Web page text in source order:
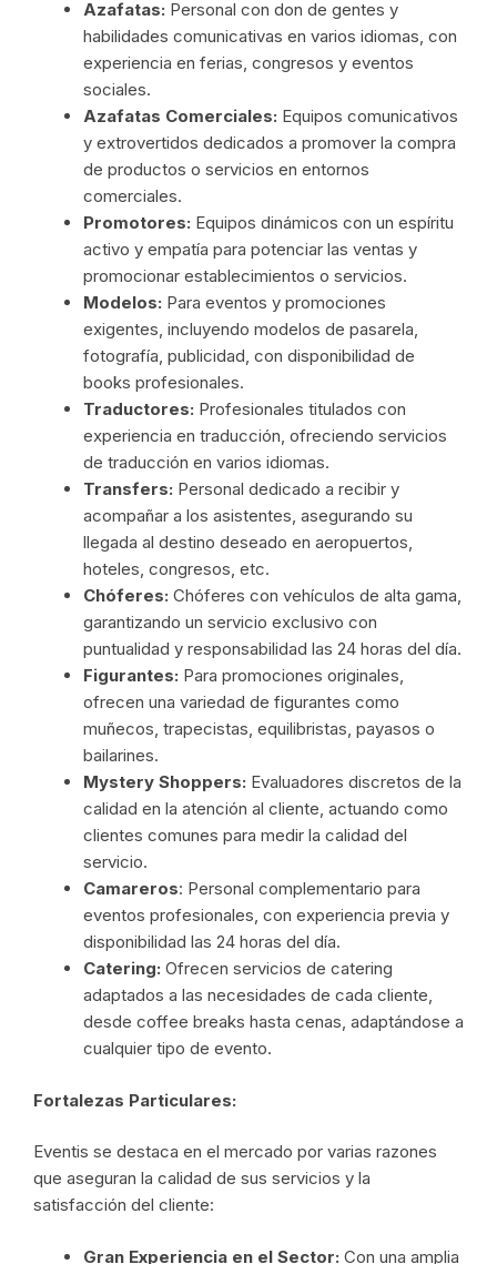
Azafatas: Personal con don de gentes y
habilidades comunicativas en varios idiomas, con
experiencia en ferias, congresos y eventos
sociales.
Azafatas Comerciales: Equipos comunicativos
y extrovertidos dedicados a promover la compra
de productos o servicios en entornos
comerciales.
Promotores: Equipos dinámicos con un espíritu
activo y empatía para potenciar las ventas y
promocionar establecimientos o servicios.
Modelos: Para eventos y promociones
exigentes, incluyendo modelos de pasarela,
fotografía, publicidad, con disponibilidad de
books profesionales.
Traductores: Profesionales titulados con
experiencia en traducción, ofreciendo servicios
de traducción en varios idiomas.
Transfers: Personal dedicado a recibir y
acompañar a los asistentes, asegurando su
llegada al destino deseado en aeropuertos,
hoteles, congresos, etc.
Chóferes: Chóferes con vehículos de alta gama,
garantizando un servicio exclusivo con
puntualidad y responsabilidad las 24 horas del día.
Figurantes: Para promociones originales,
ofrecen una variedad de figurantes como
muñecos, trapecistas, equilibristas, payasos o
bailarines.
Mystery Shoppers: Evaluadores discretos de la
calidad en la atención al cliente, actuando como
clientes comunes para medir la calidad del
servicio.
Camareros: Personal complementario para
eventos profesionales, con experiencia previa y
disponibilidad las 24 horas del día.
Catering: Ofrecen servicios de catering
adaptados a las necesidades de cada cliente,
desde coffee breaks hasta cenas, adaptándose a
cualquier tipo de evento.
Fortalezas Particulares:
Eventis se destaca en el mercado por varias razones
que aseguran la calidad de sus servicios y la
satisfacción del cliente:
Gran Experiencia en el Sector: Con una amplia